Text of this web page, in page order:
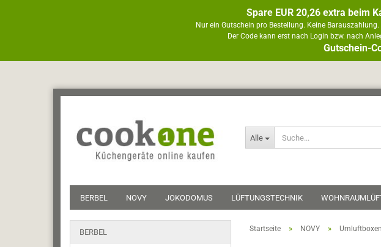
Alle
Spare EUR 20,26 extra beim
Nur ein Gutschein pro Bestellung. Keine
Der Code kann erst nach Login bzw. nach
Gutschein-
BERBEL NOVY JOKODOMUS LÜFTUNGSTECHNIK
Startseite » NOVY » Umluftboxen
BERBEL